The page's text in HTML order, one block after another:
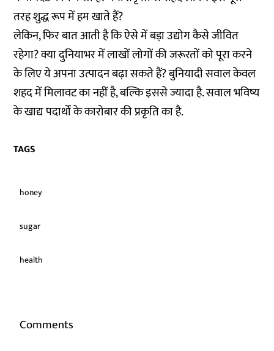
तरह शुद्ध रूप में हम खाते हैं?
लेकिन, फिर बात आती है कि ऐसे में बड़ा उद्योग कैसे जीवित
रहेगा? क्या दुनियाभर में लाखों लोगों की जरूरतों को पूरा करने
के लिए ये अपना उत्पादन बढ़ा सकते हैं? बुनियादी सवाल केवल
शहद में मिलावट का नहीं है, बल्कि इससे ज्यादा है. सवाल भविष्य
के खाद्य पदार्थों के कारोबार की प्रकृति का है.
TAGS
honey
sugar
health
Comments